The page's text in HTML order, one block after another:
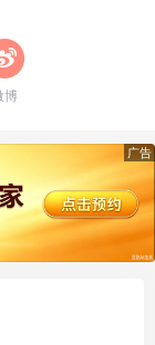
，品质有保
博
广告